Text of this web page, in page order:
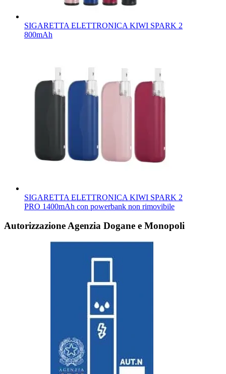
SIGARETTA ELETTRONICA KIWI SPARK 2
800mAh
SIGARETTA ELETTRONICA KIWI SPARK 2
PRO 1400mAh con powerbank non rimovibile
Autorizzazione Agenzia Dogane e Monopoli